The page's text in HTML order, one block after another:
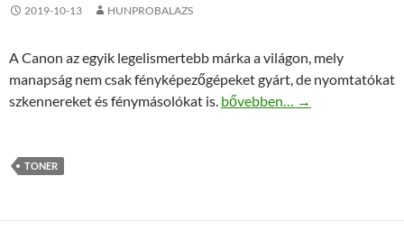
2019-10-13 HUNPROBALAZS
A Canon az egyik legelismertebb márka a világon, mely
manapság nem csak fényképezőgépeket gyárt, de nyomtatókat
szkennereket és fénymásolókat is. Canon toner kiváló árakon
bővebben… →
TONER